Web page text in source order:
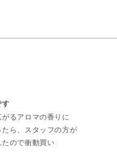
す
るアロマの香りに
ら、スタッフの方が
ので衝動買い